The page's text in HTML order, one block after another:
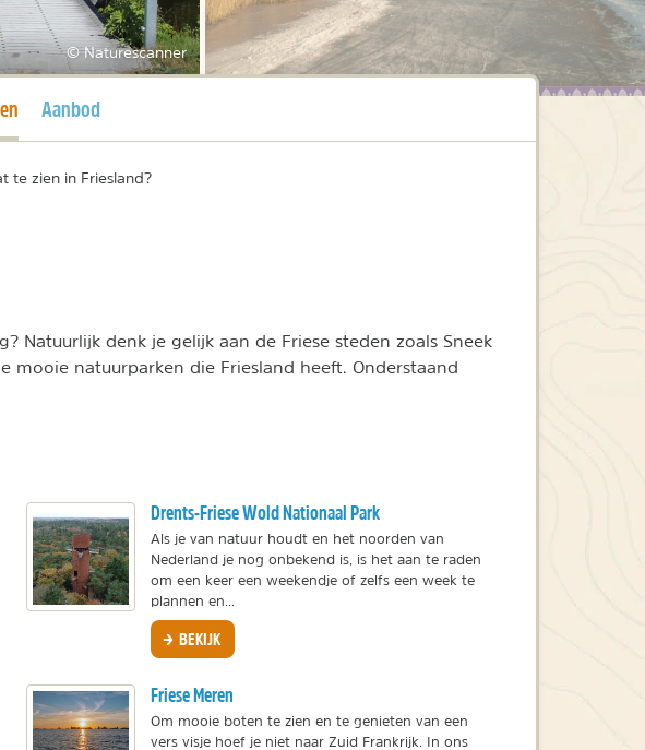
© Naturescanner
Aanbod
te zien in Friesland?
Natuurlijk denk je gelijk aan de Friese steden zoals Sneek
mooie natuurparken die Friesland heeft. Onderstaand
Drents-Friese Wold Nationaal Park
Als je van natuur houdt en het noorden van
Nederland je nog onbekend is, is het aan te raden
om een keer een weekendje of zelfs een week te
plannen en...
BEKIJK
Friese Meren
Om mooie boten te zien en te genieten van een
vers visje hoef je niet naar Zuid Frankrijk. In ons